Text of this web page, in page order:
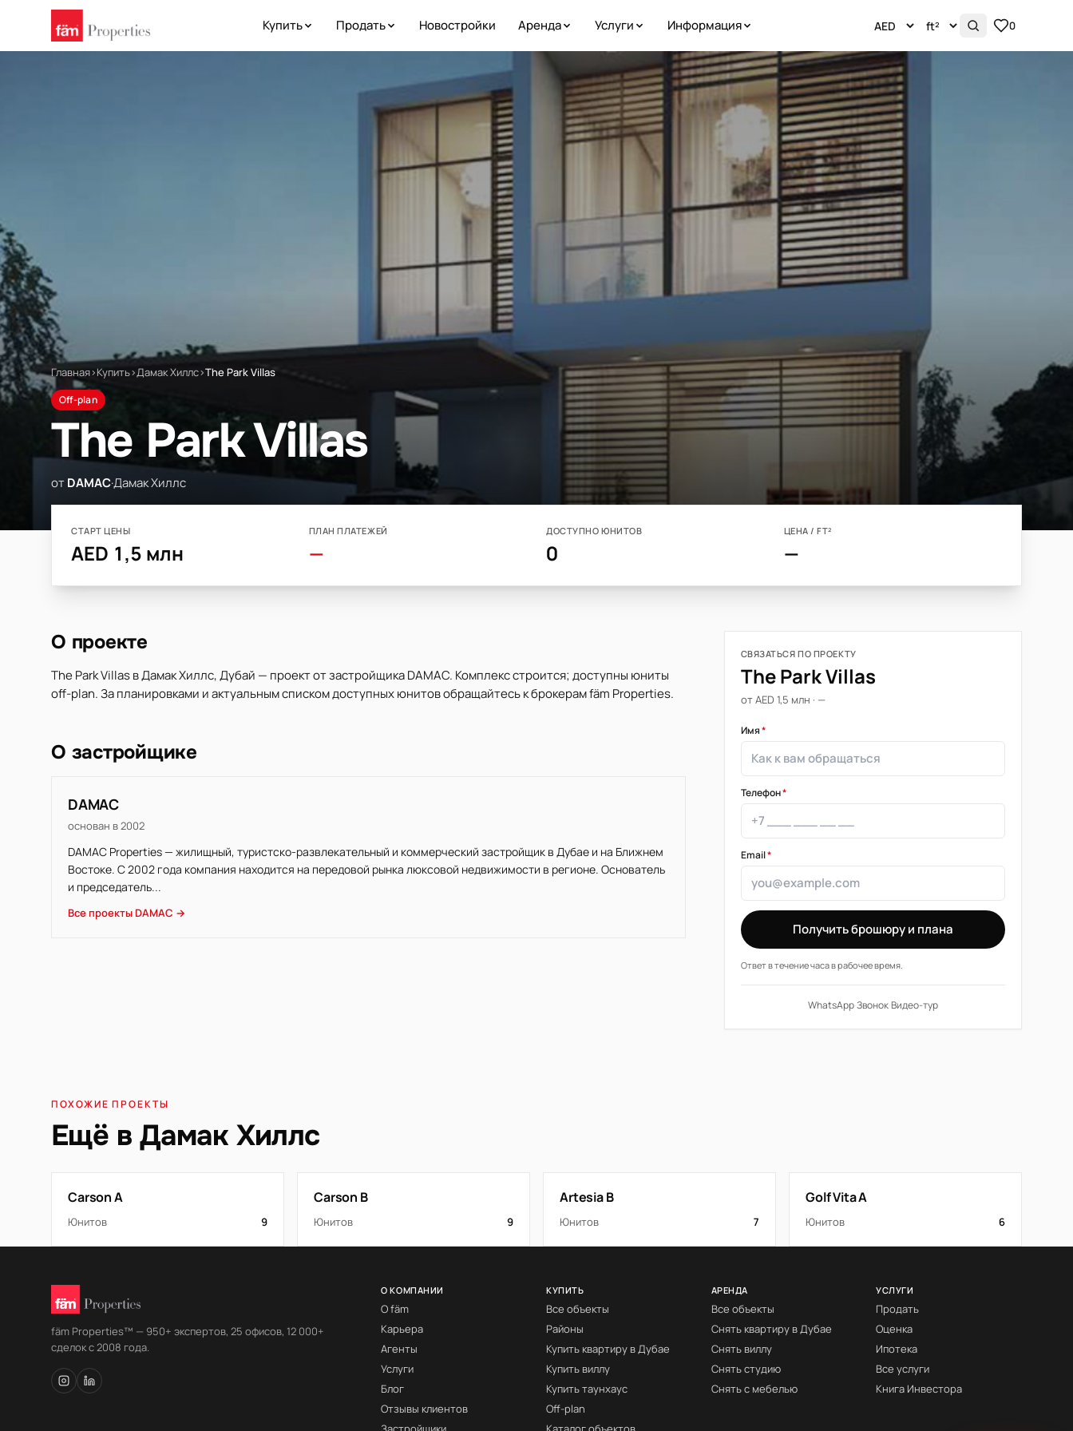
Купить Продать Новостройки Аренда Услуги Информация 0
Главная›Купить›Дамак Хиллс›The Park Villas
Off-plan
The Park Villas
отDAMAC·Дамак Хиллс
СТАРТ ЦЕНЫ
AED 1,5 млн
ПЛАН ПЛАТЕЖЕЙ
—
ДОСТУПНО ЮНИТОВ
0
ЦЕНА / FT²
—
О проекте
The Park Villas в Дамак Хиллс, Дубай — проект от застройщика DAMAC. Комплекс строится; доступны юниты
off-plan. За планировками и актуальным списком доступных юнитов обращайтесь к брокерам fäm Properties.
О застройщике
DAMAC
основан в 2002
DAMAC Properties — жилищный, туристско-развлекательный и коммерческий застройщик в Дубае и на Ближнем
Востоке. С 2002 года компания находится на передовой рынка люксовой недвижимости в регионе. Основатель
и председатель...
Все проекты DAMAC →
СВЯЗАТЬСЯ ПО ПРОЕКТУ
The Park Villas
от AED 1,5 млн · —
Имя*
Телефон*
Email*
Получить брошюру и плана
Ответ в течение часа в рабочее время.
WhatsApp·Звонок·Видео-тур
ПОХОЖИЕ ПРОЕКТЫ
Ещё в Дамак Хиллс
Carson A
Юнитов 9
Carson B
Юнитов 9
Artesia B
Юнитов 7
Golf Vita A
Юнитов 6
fäm Properties™ — 950+ экспертов, 25 офисов, 12 000+
сделок с 2008 года.
О КОМПАНИИ
О fäm
Карьера
Агенты
Услуги
Блог
Отзывы клиентов
КУПИТЬ
Все объекты
Районы
Купить квартиру в Дубае
Купить виллу
Купить таунхаус
Off-plan
АРЕНДА
Все объекты
Снять квартиру в Дубае
Снять виллу
Снять студию
Снять с мебелью
УСЛУГИ
Продать
Оценка
Ипотека
Все услуги
Книга Инвестора